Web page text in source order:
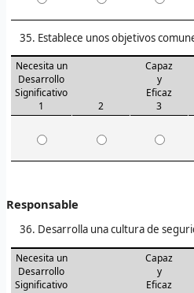
Establece unos objetivos
Necesita un
Desarrollo
Significativo
1
2
Capaz
y
Eficaz
3
Responsable
Desarrolla una cultura de
Necesita un
Desarrollo
Significativo
Capaz
y
Eficaz